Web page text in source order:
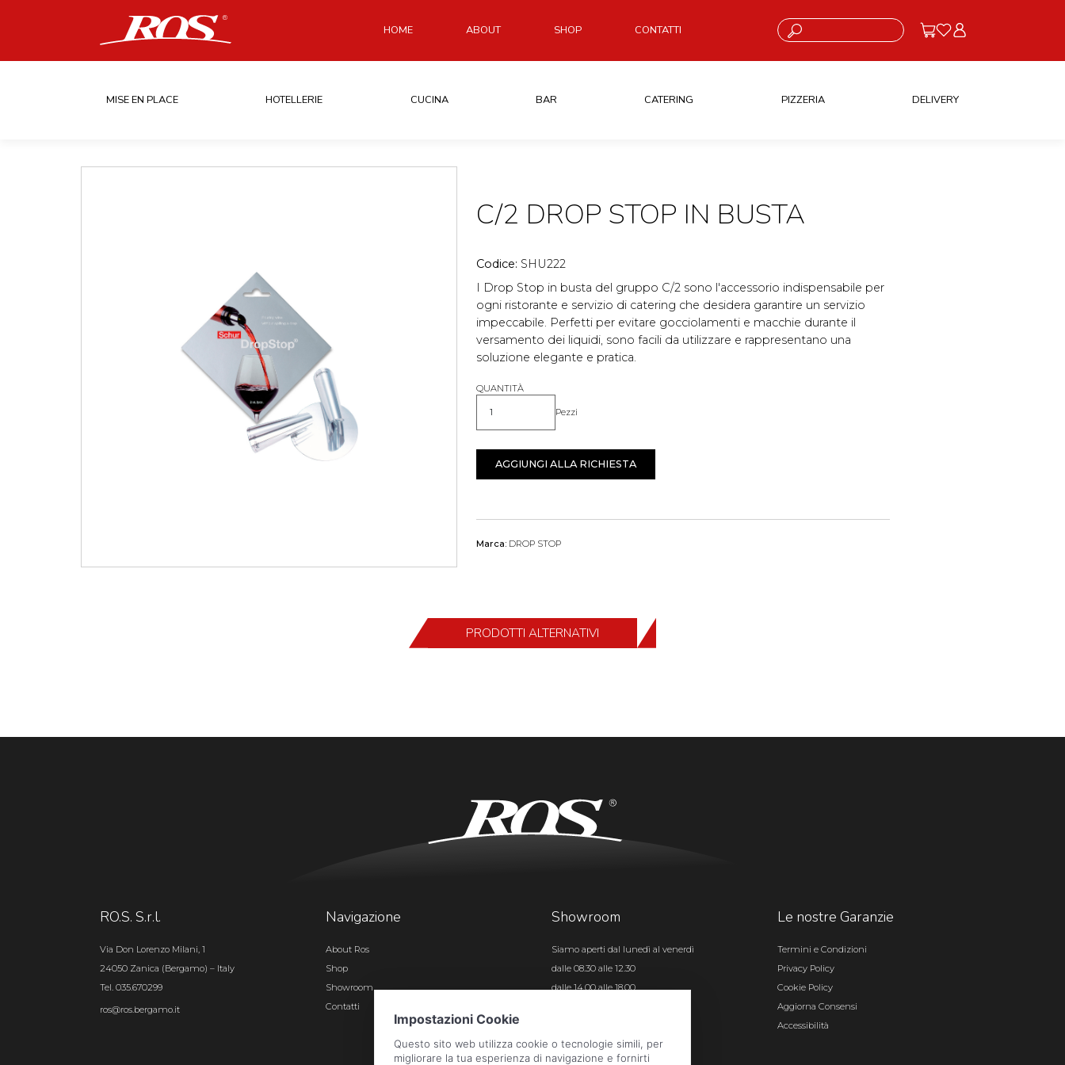
HOME ABOUT SHOP CONTATTI Cosa stai cercando?
MISE EN PLACE HOTELLERIE CUCINA BAR CATERING PIZZERIA DELIVERY
C/2 DROP STOP IN BUSTA
Codice: SHU222
I Drop Stop in busta del gruppo C/2 sono l'accessorio indispensabile per
ogni ristorante e servizio di catering che desidera garantire un servizio
impeccabile. Perfetti per evitare gocciolamenti e macchie durante il
versamento dei liquidi, sono facili da utilizzare e rappresentano una
soluzione elegante e pratica.
QUANTITÀ
Quantità Pezzi
AGGIUNGI ALLA RICHIESTA
Marca: DROP STOP
PRODOTTI ALTERNATIVI
RO.S. S.r.l.
Via Don Lorenzo Milani, 1
24050 Zanica (Bergamo) – Italy
Tel. 035.670299
ros@ros.bergamo.it
Navigazione
About Ros
Shop
Showroom
Contatti
Showroom
Siamo aperti dal lunedì al venerdì
dalle 08.30 alle 12.30
dalle 14.00 alle 18.00
Le nostre Garanzie
Termini e Condizioni
Privacy Policy
Cookie Policy
Aggiorna Consensi
Accessibilità